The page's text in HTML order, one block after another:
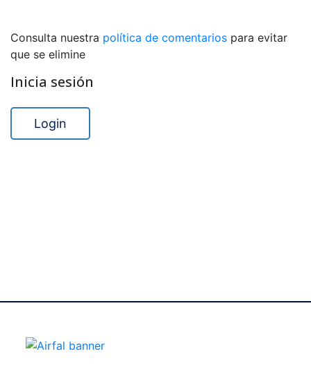
Consulta nuestra política de comentarios para evitar
que se elimine
Inicia sesión
Login